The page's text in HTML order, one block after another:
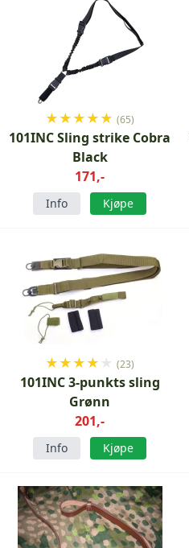
★★★★★ (65)
101INC Sling strike Cobra
Black
171,-
Info Kjøpe
★★★★ ★ (23)
101INC 3-punkts sling
Grønn
201,-
Info Kjøpe